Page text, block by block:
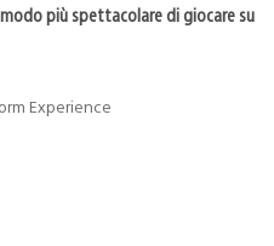
più spettacolare di giocare su
Experience